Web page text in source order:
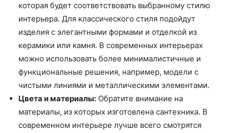
которая будет соответствовать выбранному стилю
интерьера. Для классического стиля подойдут
изделия с элегантными формами и отделкой из
керамики или камня. В современных интерьерах
можно использовать более минималистичные и
функциональные решения, например, модели с
чистыми линиями и металлическими элементами.
Цвета и материалы: Обратите внимание на
материалы, из которых изготовлена сантехника. В
современном интерьере лучше всего смотрятся